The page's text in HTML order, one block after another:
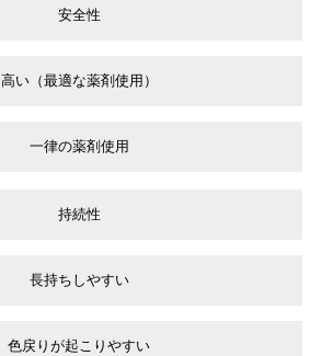
安全性
高い（最適な薬剤使用）
一律の薬剤使用
持続性
長持ちしやすい
色戻りが起こりやすい